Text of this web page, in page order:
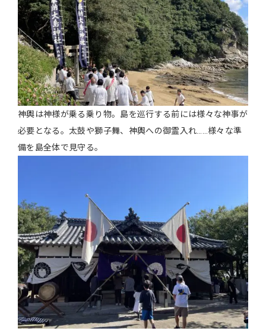
神輿は神様が乗る乗り物。島を巡行する前には様々な神事が
必要となる。太鼓や獅子舞、神輿への御霊入れ……様々な準
備を島全体で見守る。